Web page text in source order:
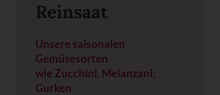
Reinsaat
Unsere saisonalen
Gemüsesorten
wie Zucchini, Melanzani,
Gurken